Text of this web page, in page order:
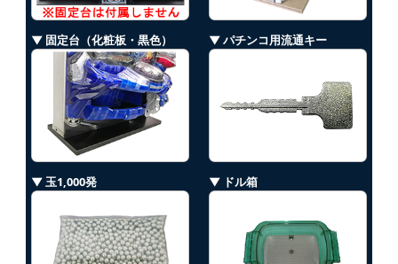
▼ 固定台（化粧板・黒色） ▼ パチンコ用流通キー
▼ 玉1,000発 ▼ ドル箱